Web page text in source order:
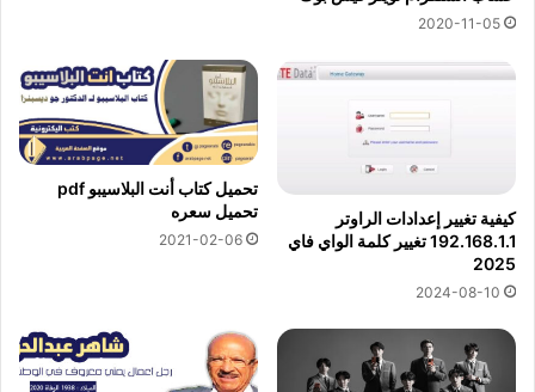
2020-11-05
كيفية تغيير إعدادات الراوتر
192.168.1.1 تغيير كلمة الواي فاي
2025
2024-08-10
تحميل كتاب أنت البلاسيبو pdf
تحميل سعره
2021-02-06